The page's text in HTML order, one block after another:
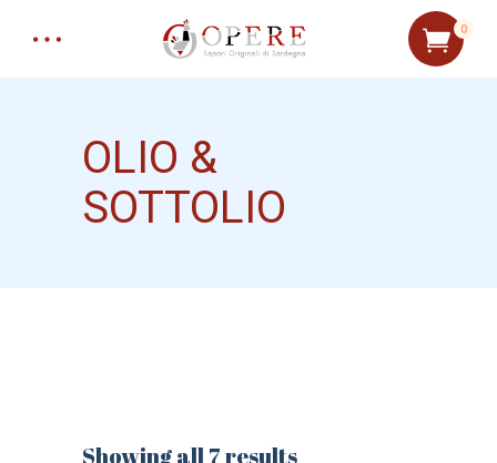
0
OLIO &
SOTTOLIO
Showing all 7 results